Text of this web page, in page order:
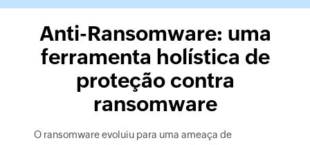
Anti-Ransomware: uma
ferramenta holística de
proteção contra
ransomware
O ransomware evoluiu para uma ameaça de